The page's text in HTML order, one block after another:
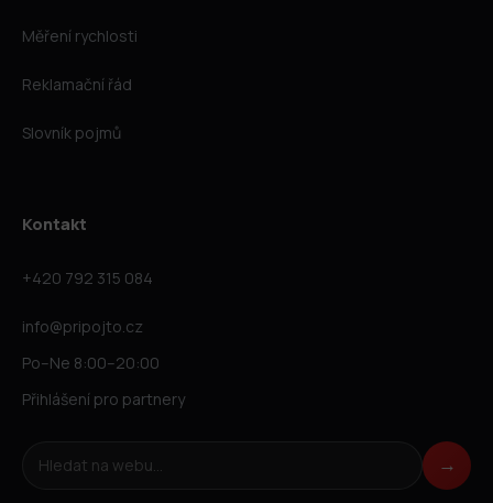
Měření rychlosti
Reklamační řád
Slovník pojmů
Kontakt
+420 792 315 084
info@pripojto.cz
Po–Ne 8:00–20:00
Přihlášení pro partnery
Hledat na webu →